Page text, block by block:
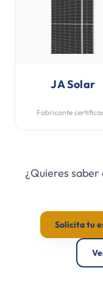
JA Solar
Fabricante
¿Quieres
Solicita tu